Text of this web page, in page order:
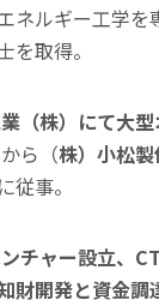
ネルギー工学を
を取得。
（株）にて大
ら（株）小松
に従事。
チャー設立、
財開発と資金調